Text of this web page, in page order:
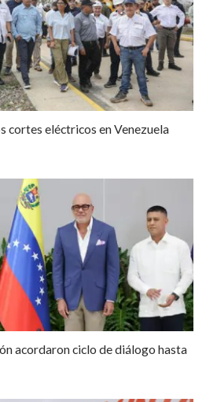
cortes eléctricos en Venezuela
acordaron ciclo de diálogo hasta